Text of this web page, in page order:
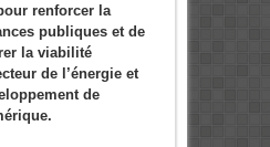
renforcer la
publiques et de
la viabilité
de l’énergie et
de